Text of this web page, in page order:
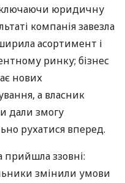
юридичну
компанія завезла
асортимент і
ринку; бізнес
нових
а власник
дали змогу
рухатися вперед.
ззовні:
змінили умови